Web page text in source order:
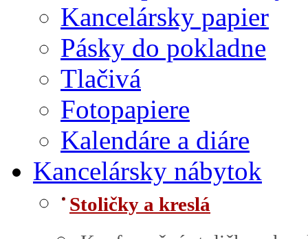
Kancelársky papier
Pásky do pokladne
Tlačivá
Fotopapiere
Kalendáre a diáre
Kancelársky nábytok
Stoličky a kreslá